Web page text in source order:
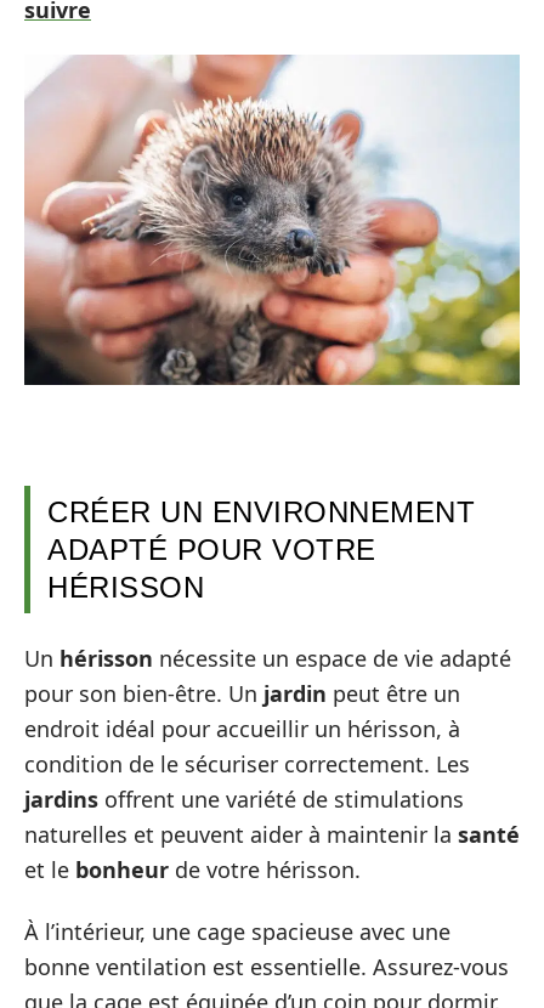
suivre
CRÉER UN ENVIRONNEMENT
ADAPTÉ POUR VOTRE
HÉRISSON
Un hérisson nécessite un espace de vie adapté
pour son bien-être. Un jardin peut être un
endroit idéal pour accueillir un hérisson, à
condition de le sécuriser correctement. Les
jardins offrent une variété de stimulations
naturelles et peuvent aider à maintenir la santé
et le bonheur de votre hérisson.
À l’intérieur, une cage spacieuse avec une
bonne ventilation est essentielle. Assurez-vous